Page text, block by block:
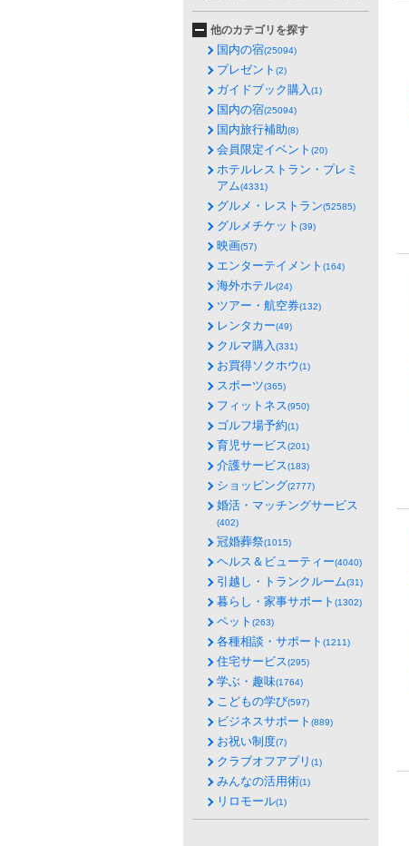
他のカテゴリを探す
国内の宿(25094)
プレゼント (2)
ガイドブック購入(1)
国内の宿(25094)
国内旅行補助(8)
会員限定イベント (20)
ホテルレストラン・プレミ
アム(4331)
グルメ・レストラン(52585)
グルメチケット (39)
映画(57)
エンターテイメント (164)
海外ホテル(24)
ツアー・航空券(132)
レンタカー(49)
クルマ購入(331)
お買得ソクホウ(1)
スポーツ(365)
フィットネス(950)
ゴルフ場予約(1)
育児サービス(201)
介護サービス(183)
ショッピング(2777)
婚活・マッチングサービス
(402)
冠婚葬祭(1015)
ヘルス＆ビューティー(4040)
引越し・トランクルーム(31)
暮らし・家事サポート (1302)
ペット (263)
各種相談・サポート (1211)
住宅サービス(295)
学ぶ・趣味(1764)
こどもの学び(597)
ビジネスサポート (889)
お祝い制度(7)
クラブオフアプリ (1)
みんなの活用術(1)
リロモール(1)